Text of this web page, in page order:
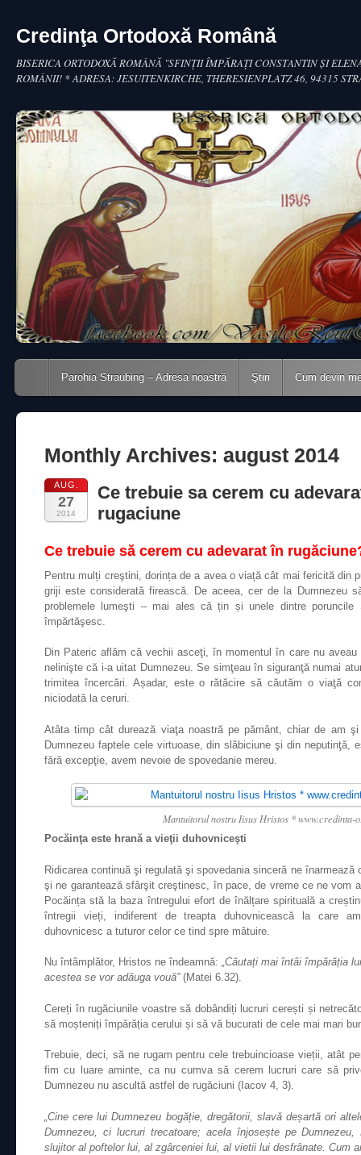
Credinţa Ortodoxă Română
BISERICA ORTODOXĂ ROMÂNĂ "SFINŢII ÎMPĂRAŢI CONSTANTIN ŞI
ROMÂNII! * ADRESA: JESUITENKIRCHE, THERESIENPLATZ 46, 94315
Main menu
Skip to content
Parohia Straubing – Adresa noastră Ştiri Cum devin
Monthly Archives: august 2014
AUG.
27
2014
Ce trebuie sa cerem cu
rugaciune
Ce trebuie să cerem cu adevarat în
Pentru mulți creştini, dorința de a avea o viață cât mai fericită din
griji este considerată firească. De aceea, cer de la Dumnezeu
problemele lumeşti – mai ales că țin și unele dintre
împărtăşesc.
Din Pateric aflăm că vechii asceţi, în momentul în care nu
nelinişte că i-a uitat Dumnezeu. Se simţeau în siguranţă numai
trimitea încercări. Așadar, este o rătăcire să căutăm o viaţă
niciodată la ceruri.
Atâta timp cât durează viaţa noastră pe pământ, chiar de am
Dumnezeu faptele cele virtuoase, din slăbiciune şi din neputinţă,
fără excepţie, avem nevoie de spovedanie mereu.
Mantuitorul nostru Iisus Hristos * www.credinta-
Pocăinţa este hrană a vieţii duhovniceşti
Ridicarea continuă şi regulată şi spovedania sinceră ne
şi ne garantează sfârşit creştinesc, în pace, de vreme ce ne vom
Pocăința stă la baza întregului efort de înălțare spirituală a
întregii vieți, indiferent de treapta duhovnicească la care
duhovnicesc a tuturor celor ce tind spre mâtuire.
Nu întâmplător, Hristos ne îndeamnă: „Căutați mai întâi împărăția
acestea se vor adăuga vouă”(Matei 6.32).
Cereți în rugăciunile voastre să dobândiți lucruri cerești și
să moșteniți împărăția cerului și să vă bucurati de cele mai mari
Trebuie, deci, să ne rugam pentru cele trebuincioase vieții, atât
fim cu luare aminte, ca nu cumva să cerem lucruri care să
Dumnezeu nu ascultă astfel de rugăciuni (Iacov 4, 3).
„Cine cere lui Dumnezeu bogăție, dregătorii, slavă deșartă ori
Dumnezeu, ci lucruri trecatoare; acela înjosește pe
slujitor al poftelor lui, al zgârceniei lui, al vietii lui desfrânate. Cum